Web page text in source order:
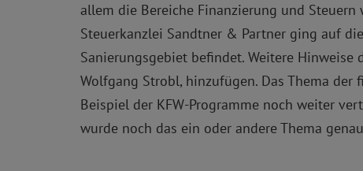
allem die Bereiche Finanzierung und
Steuerkanzlei Sandtner & Partner ging auf
Sanierungsgebiet befindet. Weitere
Wolfgang Strobl, hinzufügen. Das Thema
Beispiel der KFW-Programme noch weiter
wurde noch das ein oder andere Thema